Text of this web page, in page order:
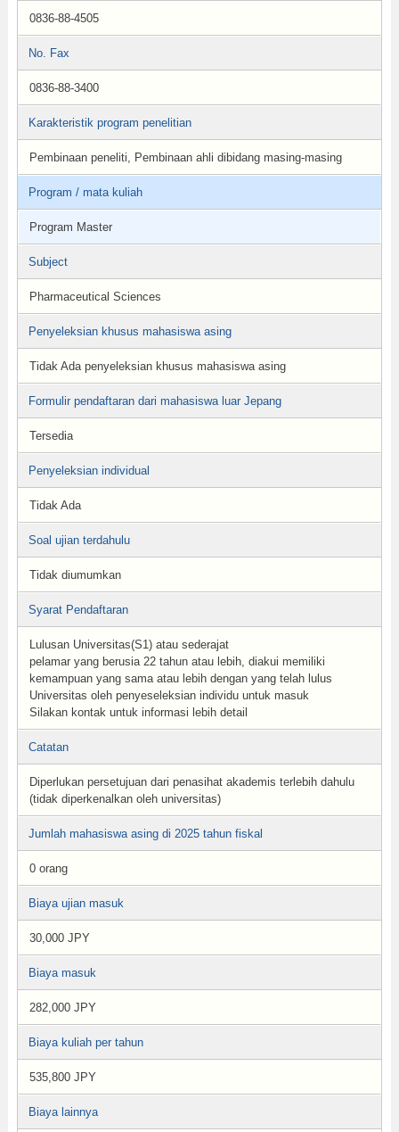
0836-88-4505
No. Fax
0836-88-3400
Karakteristik program penelitian
Pembinaan peneliti, Pembinaan ahli dibidang masing-masing
Program / mata kuliah
Program Master
Subject
Pharmaceutical Sciences
Penyeleksian khusus mahasiswa asing
Tidak Ada penyeleksian khusus mahasiswa asing
Formulir pendaftaran dari mahasiswa luar Jepang
Tersedia
Penyeleksian individual
Tidak Ada
Soal ujian terdahulu
Tidak diumumkan
Syarat Pendaftaran
Lulusan Universitas(S1) atau sederajat
pelamar yang berusia 22 tahun atau lebih, diakui memiliki
kemampuan yang sama atau lebih dengan yang telah lulus
Universitas oleh penyeseleksian individu untuk masuk
Silakan kontak untuk informasi lebih detail
Catatan
Diperlukan persetujuan dari penasihat akademis terlebih dahulu
(tidak diperkenalkan oleh universitas)
Jumlah mahasiswa asing di 2025 tahun fiskal
0 orang
Biaya ujian masuk
30,000 JPY
Biaya masuk
282,000 JPY
Biaya kuliah per tahun
535,800 JPY
Biaya lainnya